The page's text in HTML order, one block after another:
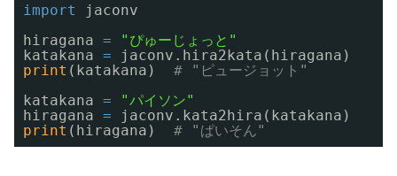
import
jaconv
hiragana =
"ぴゅーじょっと"
katakana =
jaconv.hira2kata(hiragana)
print (katakana) # "ピュージョット"
katakana =
"パイソン"
hiragana =
jaconv.kata2hira(katakana)
print (hiragana) # "ぱいそん"